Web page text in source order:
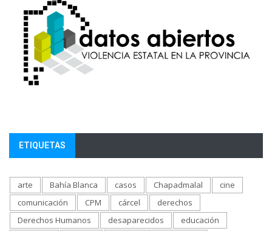
ETIQUETAS
arte Bahía Blanca casos Chapadmalal
cine
comunicación
CPM cárcel
derechos
Derechos Humanos
desaparecidos
educación